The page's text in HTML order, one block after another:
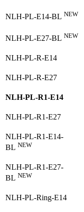
NLH-PL-E14-BL NEW
NLH-PL-E27-BL NEW
NLH-PL-R-E14
NLH-PL-R-E27
NLH-PL-R1-E14
NLH-PL-R1-E27
NLH-PL-R1-E14-
BL NEW
NLH-PL-R1-E27-
BL NEW
NLH-PL-Ring-E14